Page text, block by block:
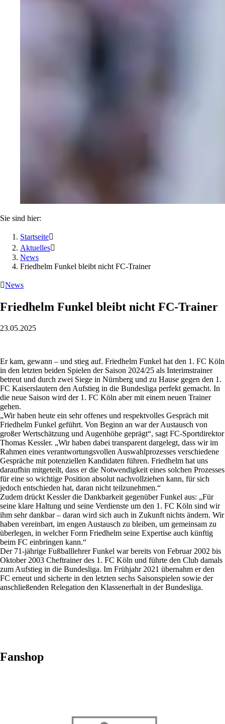
Sie sind hier:
Startseite
Aktuelles
News
Friedhelm Funkel bleibt nicht FC-Trainer
News
Friedhelm Funkel bleibt nicht FC-Trainer
23.05.2025
Er kam, gewann – und stieg auf. Friedhelm Funkel hat den 1. FC Köln
in den letzten beiden Spielen der Saison 2024/25 als Interimstrainer
betreut und durch zwei Siege in Nürnberg und zu Hause gegen den 1.
FC Kaiserslautern den Aufstieg in die Bundesliga perfekt gemacht. In
die neue Saison wird der 1. FC Köln aber mit einem neuen Trainer
gehen.
„Wir haben heute ein sehr offenes und respektvolles Gespräch mit
Friedhelm Funkel geführt. Von Beginn an war der Austausch von
großer Wertschätzung und Augenhöhe geprägt“, sagt FC-Sportdirektor
Thomas Kessler. „Wir haben dabei transparent dargelegt, dass wir im
Rahmen eines verantwortungsvollen Auswahlprozesses verschiedene
Gespräche mit potenziellen Kandidaten führen. Friedhelm hat uns
daraufhin mitgeteilt, dass er die Notwendigkeit eines solchen Prozesses
für eine so wichtige Position absolut nachvollziehen kann, für sich
jedoch entschieden hat, daran nicht teilzunehmen.“
Zudem drückt Kessler die Dankbarkeit gegenüber Funkel aus: „Für
seine klare Haltung und seine Verdienste um den 1. FC Köln sind wir
ihm sehr dankbar – daran wird sich auch in Zukunft nichts ändern. Wir
haben vereinbart, im engen Austausch zu bleiben, um gemeinsam zu
überlegen, in welcher Form Friedhelm seine Expertise auch künftig
beim FC einbringen kann.“
Der 71-jährige Fußballlehrer Funkel war bereits von Februar 2002 bis
Oktober 2003 Cheftrainer des 1. FC Köln und führte den Club damals
zum Aufstieg in die Bundesliga. Im Frühjahr 2021 übernahm er den
FC erneut und sicherte in den letzten sechs Saisonspielen sowie der
anschließenden Relegation den Klassenerhalt in der Bundesliga.
Fanshop